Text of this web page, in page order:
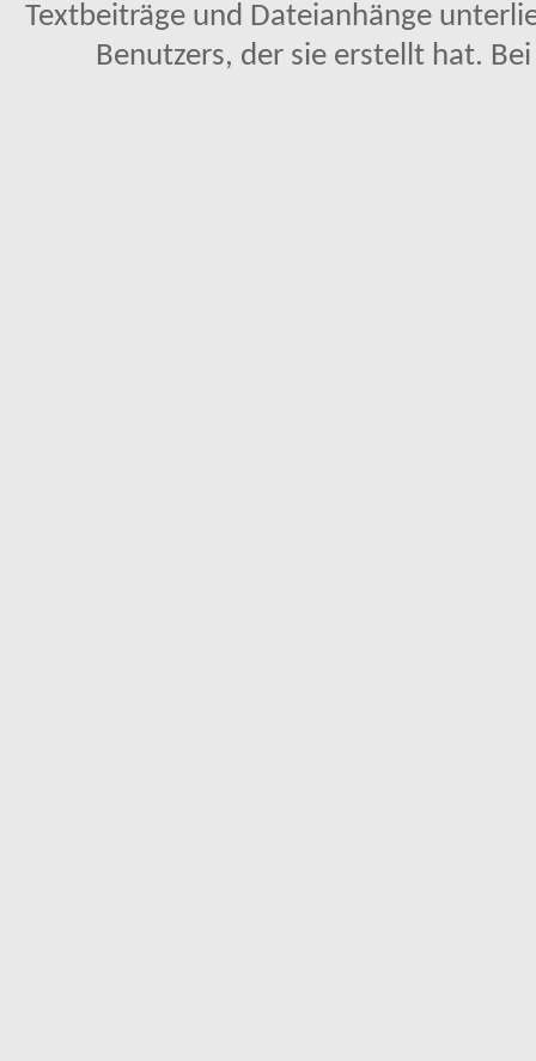
Textbeiträge und Dateianhänge
Benutzers, der sie erstellt hat.